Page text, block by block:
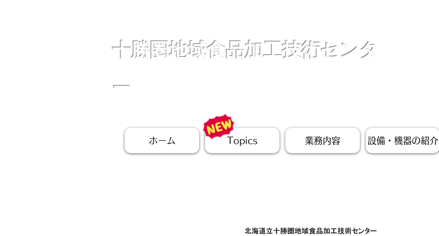
十勝圏地域食品加工技術センタ
ー
ホーム Topics 業務内容 設備・機器の紹介